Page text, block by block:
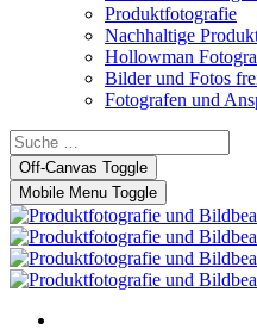
Produktfotografie
Nachhaltige
Hollowman
Bilder und Fotos
Fotografen und
Off-Canvas Toggle
Mobile Menu Toggle